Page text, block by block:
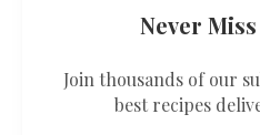
Never
Join thousands of our
best recipes